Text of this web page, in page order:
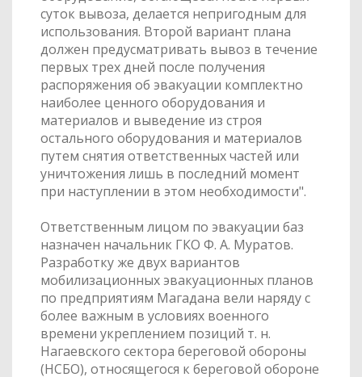
суток вывоза, делается непригодным для
использования. Второй вариант плана
должен предусматривать вывоз в течение
первых трех дней после получения
распоряжения об эвакуации комплектно
наиболее ценного оборудования и
материалов и выведение из строя
остального оборудования и материалов
путем снятия ответственных частей или
уничтожения лишь в последний момент
при наступлении в этом необходимости".
Ответственным лицом по эвакуации баз
назначен начальник ГКО Ф. А. Муратов.
Разработку же двух вариантов
мобилизационных эвакуационных планов
по предприятиям Магадана вели наряду с
более важным в условиях военного
времени укреплением позиций т. н.
Нагаевского сектора береговой обороны
(НСБО), относящегося к береговой обороне